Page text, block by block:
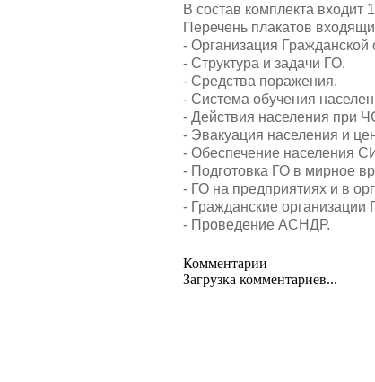
В состав комплекта
Перечень плакатов
- Организация Гражданской
- Структура и задачи ГО.
- Средства поражения.
- Система обучения
- Действия населения при
- Эвакуация населения и
- Обеспечение населения
- Подготовка ГО в мирное
- ГО на предприятиях и в
- Гражданские организации
- Проведение АСНДР.
Комментарии
Загрузка комментариев...